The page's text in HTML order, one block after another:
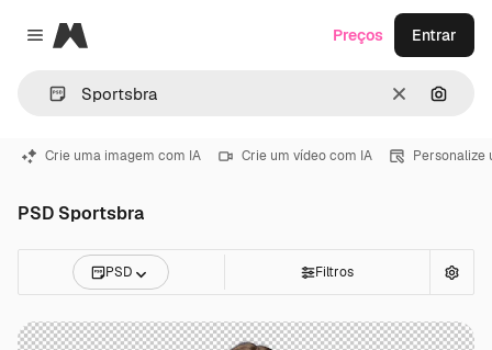
Close menu
Magnific
Limpar
Preços Entrar
Crie uma imagem com IA Crie um vídeo com IA Personalize
PSD Sportsbra
PSD Filtros